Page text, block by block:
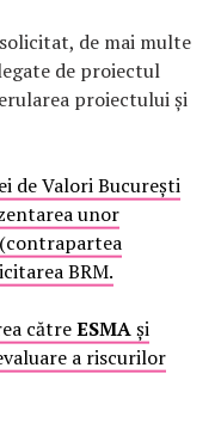
de mai multe
de proiectul
proiectului și
de Valori București
unor
BRM.
cătreESMAși
a riscurilor